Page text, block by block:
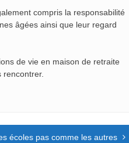
compris la responsabilité
âgées ainsi que leur regard
de vie en maison de retraite
écoles pas comme les autres